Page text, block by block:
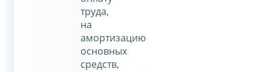
труда,
на
амортизацию
основных
средств,